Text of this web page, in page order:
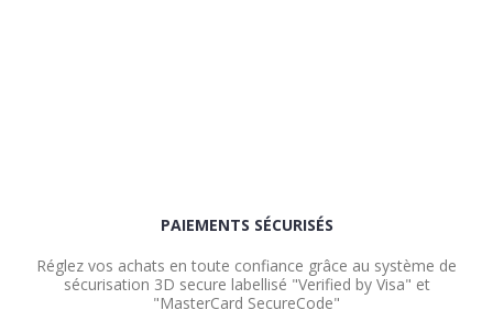
PAIEMENTS SÉCURISÉS
Réglez vos achats en toute confiance grâce au système de
sécurisation 3D secure labellisé "Verified by Visa" et
"MasterCard SecureCode"